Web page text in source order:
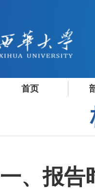
首页
一、报告